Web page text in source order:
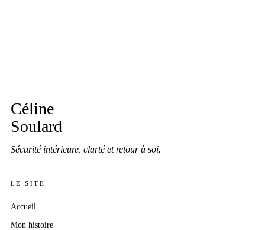
Céline
Soulard
Sécurité intérieure, clarté et retour à soi.
LE SITE
Accueil
Mon histoire